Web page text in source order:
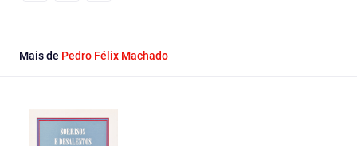
Mais de Pedro Félix Machado